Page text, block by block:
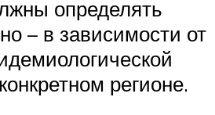
определять
– в зависимости от
регионе.